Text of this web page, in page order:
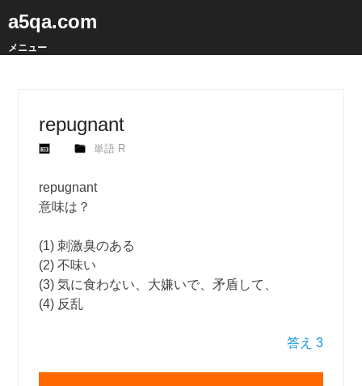
a5qa.com
メニュー
repugnant
単語 R
repugnant
意味は？
(1) 刺激臭のある
(2) 不味い
(3) 気に食わない、大嫌いで、矛盾して、
(4) 反乱
答え 3